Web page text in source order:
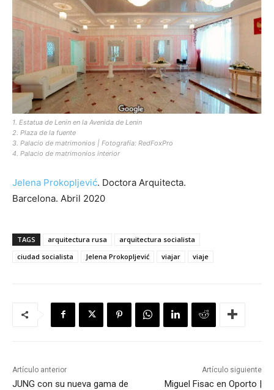
1. Estatua de Lenin en la Avenida de Lenin
2. Plaza de la fuente
3. Palacio de matrimonios | Fotografía: RedFoxPro
4. Palacio de matrimonios interior
Jelena Prokopljević. Doctora Arquitecta.
Barcelona. Abril 2020
TAGS arquitectura rusa
arquitectura socialista
ciudad socialista
Jelena Prokopljević viajar viaje
Artículo anterior
JUNG con su nueva gama de
Artículo siguiente
Miguel Fisac en Oporto |